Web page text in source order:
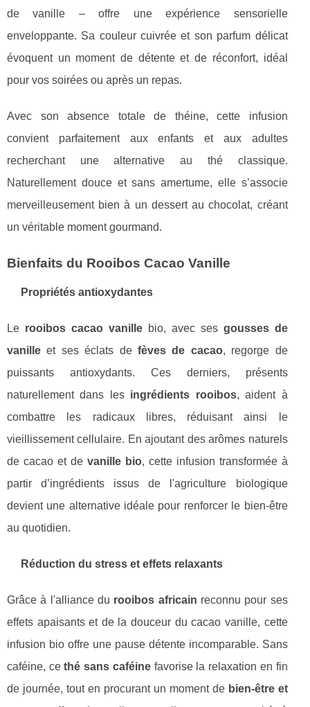
de vanille – offre une expérience sensorielle
enveloppante. Sa couleur cuivrée et son parfum délicat
évoquent un moment de détente et de réconfort, idéal
pour vos soirées ou après un repas.
Avec son absence totale de théine, cette infusion
convient parfaitement aux enfants et aux adultes
recherchant une alternative au thé classique.
Naturellement douce et sans amertume, elle s’associe
merveilleusement bien à un dessert au chocolat, créant
un véritable moment gourmand.
Bienfaits du Rooibos Cacao Vanille
Propriétés antioxydantes
Le rooibos cacao vanillebio, avec ses gousses de
vanille et ses éclats de fèves de cacao, regorge de
puissants antioxydants. Ces derniers, présents
naturellement dans les ingrédients rooibos, aident à
combattre les radicaux libres, réduisant ainsi le
vieillissement cellulaire. En ajoutant des arômes naturels
de cacao et de vanille bio, cette infusion transformée à
partir d’ingrédients issus de l'agriculture biologique
devient une alternative idéale pour renforcer le bien-être
au quotidien.
Réduction du stress et effets relaxants
Grâce à l'alliance du rooibos africain reconnu pour ses
effets apaisants et de la douceur du cacao vanille, cette
infusion bio offre une pause détente incomparable. Sans
caféine, cethé sans caféinefavorise la relaxation en fin
de journée, tout en procurant un moment de bien-être et